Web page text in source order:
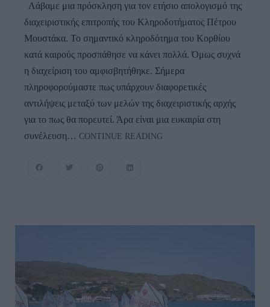
Λάβαμε μια πρόσκληση για τον ετήσιο απολογισμό της
διαχειριστικής επιτροπής του Κληροδοτήματος Πέτρου
Μουστάκα. Το σημαντικό κληροδότημα του Κορθίου
κατά καιρούς προσπάθησε να κάνει πολλά. Όμως συχνά
η διαχείριση του αμφισβητήθηκε. Σήμερα
πληροφορούμαστε πως υπάρχουν διαφορετικές
αντιλήψεις μεταξύ των μελών της διαχειριστικής αρχής
για το πως θα πορευτεί. Άρα είναι μια ευκαιρία στη
συνέλευση… CONTINUE READING